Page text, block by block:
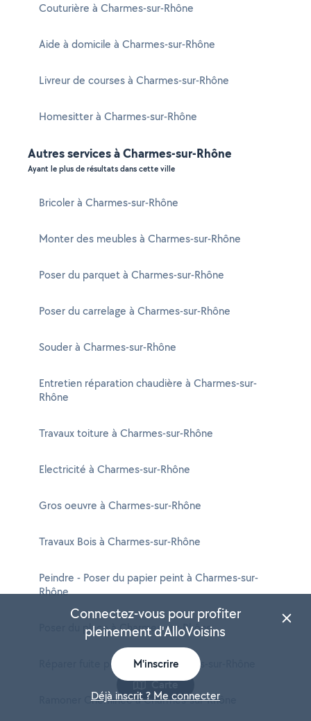
Couturière à Charmes-sur-Rhône
Aide à domicile à Charmes-sur-Rhône
Livreur de courses à Charmes-sur-Rhône
Homesitter à Charmes-sur-Rhône
Autres services à Charmes-sur-Rhône
Ayant le plus de résultats dans cette ville
Bricoler à Charmes-sur-Rhône
Monter des meubles à Charmes-sur-Rhône
Poser du parquet à Charmes-sur-Rhône
Poser du carrelage à Charmes-sur-Rhône
Souder à Charmes-sur-Rhône
Entretien réparation chaudière à Charmes-sur-
Rhône
Travaux toiture à Charmes-sur-Rhône
Electricité à Charmes-sur-Rhône
Gros oeuvre à Charmes-sur-Rhône
Travaux Bois à Charmes-sur-Rhône
Peindre - Poser du papier peint à Charmes-sur-
Rhône
Poser du placo à Charmes-sur-Rhône
Réparer fuite plomberie à Charmes-sur-Rhône
Ramoner Cheminée à Charmes-sur-Rhône
Carte
Connectez-vous pour profiter
pleinement d'AlloVoisins
M'inscrire
Déjà inscrit ? Me connecter